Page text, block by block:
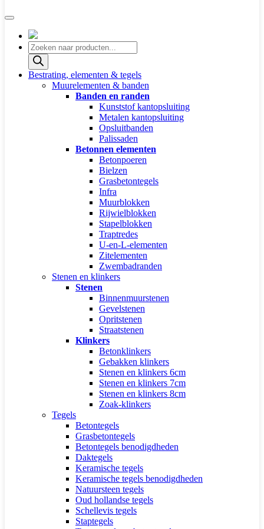
Producten
zoeken
Bestrating, elementen & tegels
Muurelementen & banden
Banden en randen
Kunststof kantopsluiting
Metalen kantopsluiting
Opsluitbanden
Palissaden
Betonnen elementen
Betonpoeren
Bielzen
Grasbetontegels
Infra
Muurblokken
Rijwielblokken
Stapelblokken
Traptredes
U-en-L-elementen
Zitelementen
Zwembadranden
Stenen en klinkers
Stenen
Binnenmuurstenen
Gevelstenen
Opritstenen
Straatstenen
Klinkers
Betonklinkers
Gebakken klinkers
Stenen en klinkers 6cm
Stenen en klinkers 7cm
Stenen en klinkers 8cm
Zoak-klinkers
Tegels
Betontegels
Grasbetontegels
Betontegels benodigdheden
Daktegels
Keramische tegels
Keramische tegels benodigdheden
Natuursteen tegels
Oud hollandse tegels
Schellevis tegels
Staptegels